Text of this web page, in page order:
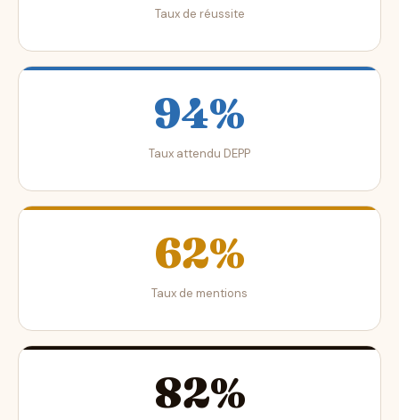
Taux de réussite
94%
Taux attendu DEPP
62%
Taux de mentions
82%